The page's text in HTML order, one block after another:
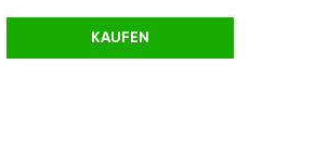
KAUFEN